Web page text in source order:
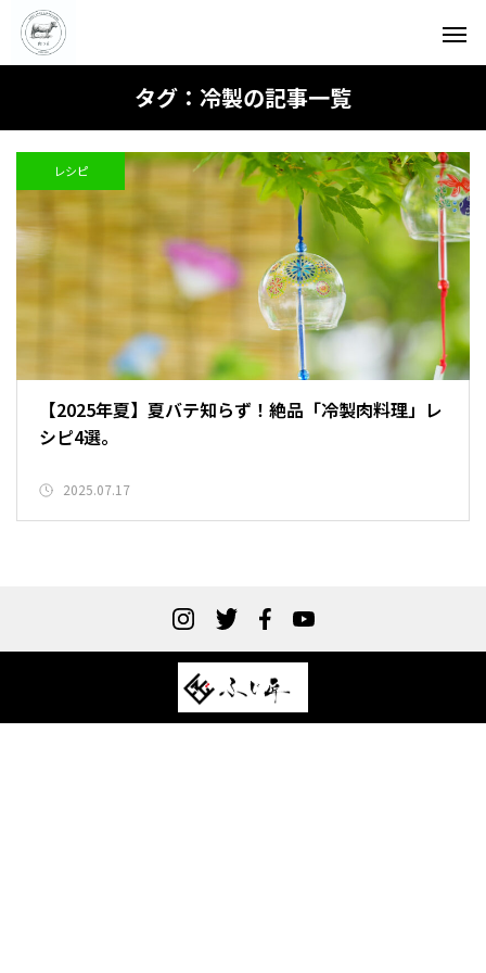
タグ：冷製の記事一覧
レシピ
【2025年夏】夏バテ知らず！絶品「冷製肉料理」レ
シピ4選。
2025.07.17